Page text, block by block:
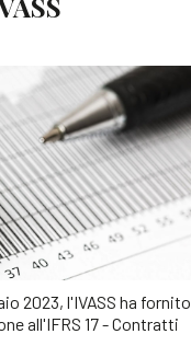
2023, l'IVASS ha fornito
all'IFRS 17 - Contratti